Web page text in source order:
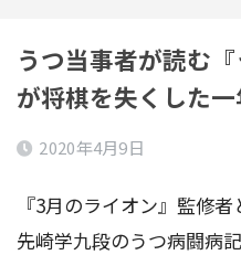
うつ当事者が読む
が将棋を失くした
2020年4月9日
『3月のライオン』監修
先崎学九段のうつ病闘病